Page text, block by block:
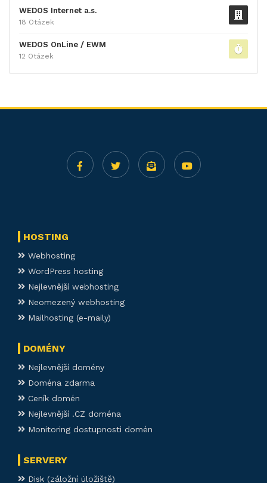
WEDOS Internet a.s.
18 Otázek
WEDOS OnLine / EWM
12 Otázek
HOSTING
Webhosting
WordPress hosting
Nejlevnější webhosting
Neomezený webhosting
Mailhosting (e-maily)
DOMÉNY
Nejlevnější domény
Doména zdarma
Ceník domén
Nejlevnější .CZ doména
Monitoring dostupnosti domén
SERVERY
Disk (záložní úložiště)